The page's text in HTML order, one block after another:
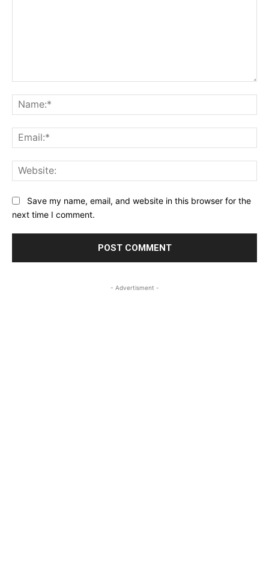
Save my name, email, and website in this browser for the
next time I comment.
- Advertisment -